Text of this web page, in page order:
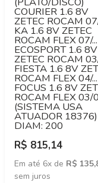
COURIER 1.6 8V
ZETEC ROCAM
KA 1.6 8V ZETEC
ROCAM FLEX 07/
ECOSPORT 1.6 8V
ZETEC ROCAM
FIESTA 1.6 8V
ROCAM FLEX 04/
FOCUS 1.6 8V
ROCAM FLEX 03/
(SISTEMA USA
ATUADOR 18376)
DIAM: 200
R$ 815,14
Em até 6x de R$
sem juros